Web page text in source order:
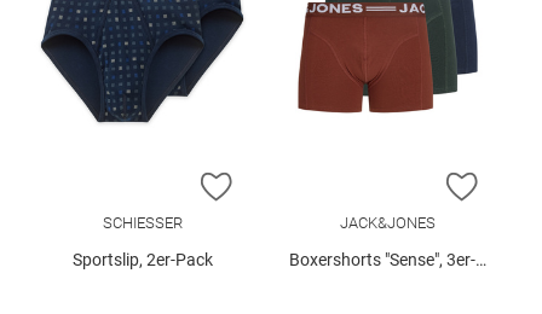
ZUR WUNSCHLISTE HINZUFÜGEN
SCHIESSER
Sportslip, 2er-Pack
ZUR
JACK&JONES
Boxershorts "Sense", 3er-Pack